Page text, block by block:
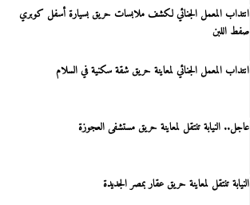
انتداب المعمل الجنائي لكشف ملابسات حريق بسيارة أسفل كوبري
صفط اللبن
انتداب المعمل الجنائي لمعاينة حريق شقة سكنية في السلام
عاجل.. النيابة تنتقل لمعاينة حريق مستشفى العجوزة
النيابة تنتقل لمعاينة حريق عقار بمصر الجديدة